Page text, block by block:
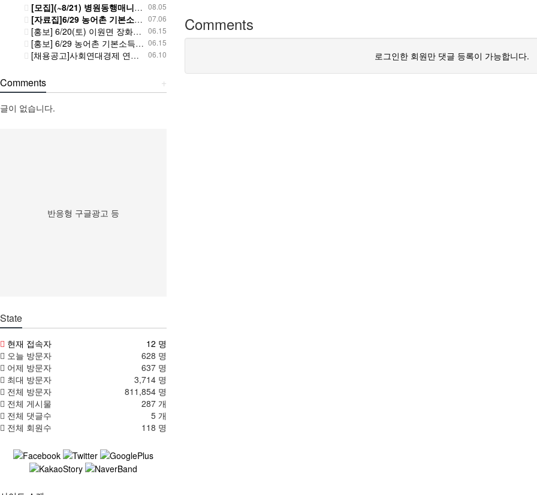
Comments
로그인한 회원만 댓글 등록이 가능합니다.
08.05
[모집](~8/21) 병원동행매니저 자격증 과정 교육생 모집
07.06
[자료집]6/29 농어촌 기본소득 시범사업 6개월, 성과와 과제 토론회 사진과 자료
06.15
[홍보] 6/20(토) 이원면 장화리 홍감자축제 함께 놀러가요! ^^
06.15
[홍보] 6/29 농어촌 기본소득 시범사업 6개월, 성과와 과제 토론회 함께 해주세요! ^^
06.10
[채용공고]사회연대경제 연계 지역돌봄 기반 구축 사업 사업협력단 계약직 직원 채용공고
+
Comments
글이 없습니다.
반응형 구글광고 등
State
현재 접속자
12 명
오늘 방문자
628 명
어제 방문자
637 명
최대 방문자
3,714 명
전체 방문자
811,854 명
전체 게시물
287 개
전체 댓글수
5 개
전체 회원수
118 명